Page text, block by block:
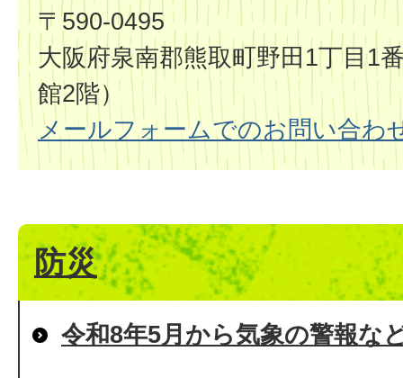
〒590-0495
大阪府泉南郡熊取町野田1丁目1
館2階）
メールフォームでのお問い合わ
防災
令和8年5月から気象の警報な